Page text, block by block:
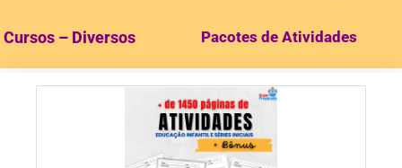
Cursos – Diversos Pacotes de Atividades